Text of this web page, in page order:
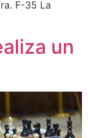
F-35 La
un